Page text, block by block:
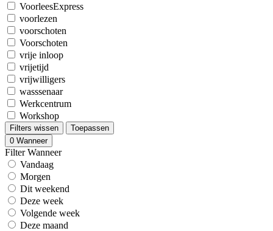
VoorleesExpress
voorlezen
voorschoten
Voorschoten
vrije inloop
vrijetijd
vrijwilligers
wasssenaar
Werkcentrum
Workshop
Filters wissen
Toepassen
0 Wanneer
Filter Wanneer
Vandaag
Morgen
Dit weekend
Deze week
Volgende week
Deze maand